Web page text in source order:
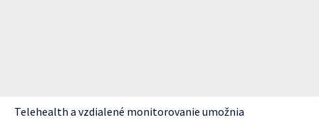
Telehealth a vzdialené monitorovanie umožnia